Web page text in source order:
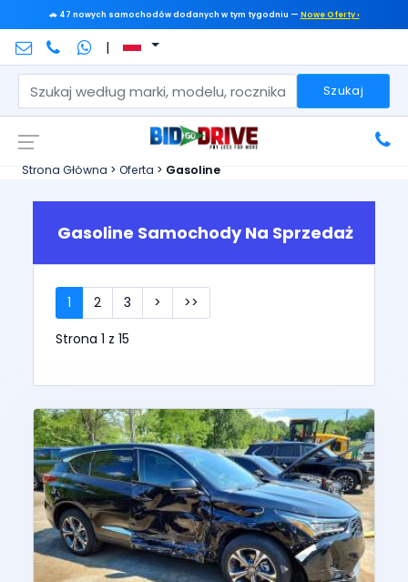
🚗 47 nowych samochodów dodanych w tym tygodniu — Nowe Oferty ›
|
Szukaj
Strona Główna > Oferta > Gasoline
Gasoline Samochody Na Sprzedaż
1 2 3 >
>>
Strona 1 z 15